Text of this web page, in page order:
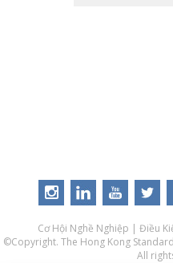
Cơ Hội Nghề Nghiệp | Điều
©Copyright. The Hong Kong
All